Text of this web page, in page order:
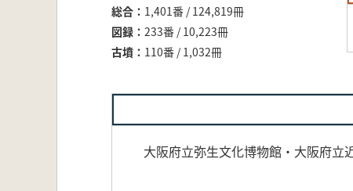
総合
1,401番 / 124,819冊
図録
233番 / 10,223冊
古墳
110番 / 1,032冊
大阪府立弥生文化博物館・大阪府立